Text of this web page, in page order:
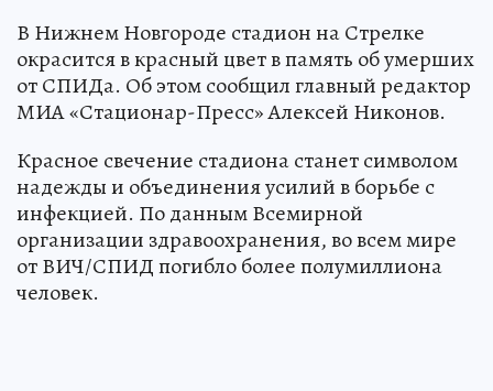
В Нижнем Новгороде стадион на Стрелке
окрасится в красный цвет в память об умерших
от СПИДа. Об этом сообщил главный редактор
МИА «Стационар-Пресс» Алексей Никонов.
Красное свечение стадиона станет символом
надежды и объединения усилий в борьбе с
инфекцией. По данным Всемирной
организации здравоохранения, во всем мире
от ВИЧ/СПИД погибло более полумиллиона
человек.